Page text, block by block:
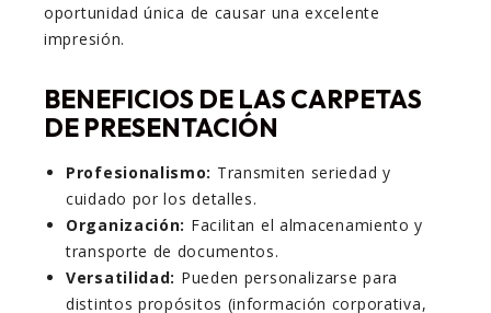
oportunidad única de causar una excelente
impresión.
BENEFICIOS DE LAS CARPETAS
DE PRESENTACIÓN
Profesionalismo: Transmiten seriedad y
cuidado por los detalles.
Organización: Facilitan el almacenamiento y
transporte de documentos.
Versatilidad: Pueden personalizarse para
distintos propósitos (información corporativa,